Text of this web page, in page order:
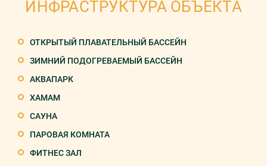
ИНФРАСТРУКТУРА ОБЪЕКТА
ОТКРЫТЫЙ ПЛАВАТЕЛЬНЫЙ БАССЕЙН
ЗИМНИЙ ПОДОГРЕВАЕМЫЙ БАССЕЙН
АКВАПАРК
ХАМАМ
САУНА
ПАРОВАЯ КОМНАТА
ФИТНЕС ЗАЛ